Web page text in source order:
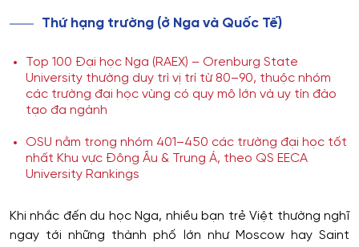
Thứ hạng trường (ở Nga và Quốc Tế)
Top 100 Đại học Nga (RAEX) – Orenburg State
University thường duy trì vị trí từ 80–90, thuộc nhóm
các trường đại học vùng có quy mô lớn và uy tín đào
tạo đa ngành
OSU nằm trong nhóm 401–450 các trường đại học tốt
nhất Khu vực Đông Âu & Trung Á, theo QS EECA
University Rankings
Khi nhắc đến du học Nga, nhiều bạn trẻ Việt thường nghĩ
ngay tới những thành phố lớn như Moscow hay Saint